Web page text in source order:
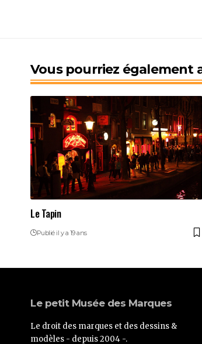
Vous pourriez également
Le Tapin
Publié il y a 19 ans
Le petit Musée des Marques
Le droit des marques et des dessins &
modèles - depuis 2004 -.